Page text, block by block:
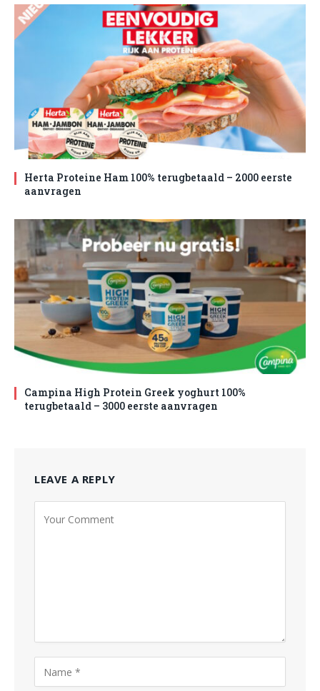
Herta Proteine Ham 100% terugbetaald – 2000 eerste
aanvragen
Campina High Protein Greek yoghurt 100%
terugbetaald – 3000 eerste aanvragen
LEAVE A REPLY